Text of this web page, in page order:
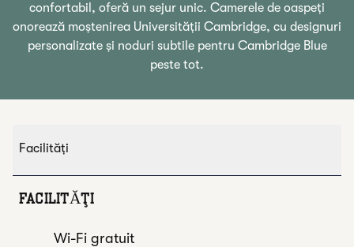
confortabil, oferă un sejur unic. Camerele de oaspeți
onorează moștenirea Universității Cambridge, cu designuri
personalizate și noduri subtile pentru Cambridge Blue
peste tot.
Facilităţi
FACILITĂŢI
Wi-Fi gratuit